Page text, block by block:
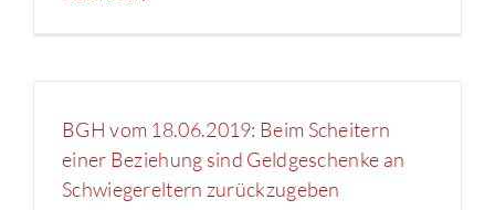
BGH vom 18.06.2019: Beim Scheitern
einer Beziehung sind Geldgeschenke an
Schwiegereltern zurückzugeben